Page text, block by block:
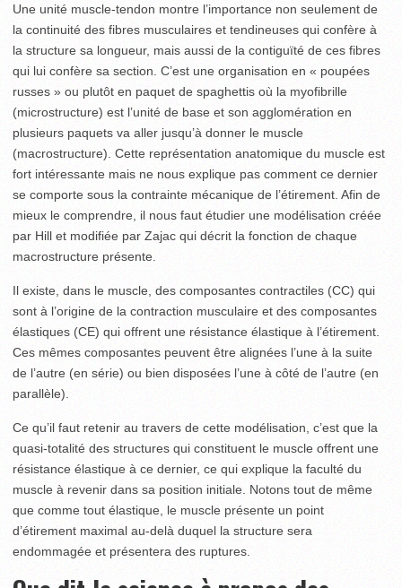
Une unité muscle-tendon montre l’importance non seulement de
la continuité des fibres musculaires et tendineuses qui confère à
la structure sa longueur, mais aussi de la contiguïté de ces fibres
qui lui confère sa section. C’est une organisation en « poupées
russes » ou plutôt en paquet de spaghettis où la myofibrille
(microstructure) est l’unité de base et son agglomération en
plusieurs paquets va aller jusqu’à donner le muscle
(macrostructure). Cette représentation anatomique du muscle est
fort intéressante mais ne nous explique pas comment ce dernier
se comporte sous la contrainte mécanique de l’étirement. Afin de
mieux le comprendre, il nous faut étudier une modélisation créée
par Hill et modifiée par Zajac qui décrit la fonction de chaque
macrostructure présente.
Il existe, dans le muscle, des composantes contractiles (CC) qui
sont à l’origine de la contraction musculaire et des composantes
élastiques (CE) qui offrent une résistance élastique à l’étirement.
Ces mêmes composantes peuvent être alignées l’une à la suite
de l’autre (en série) ou bien disposées l’une à côté de l’autre (en
parallèle).
Ce qu’il faut retenir au travers de cette modélisation, c’est que la
quasi-totalité des structures qui constituent le muscle offrent une
résistance élastique à ce dernier, ce qui explique la faculté du
muscle à revenir dans sa position initiale. Notons tout de même
que comme tout élastique, le muscle présente un point
d’étirement maximal au-delà duquel la structure sera
endommagée et présentera des ruptures.